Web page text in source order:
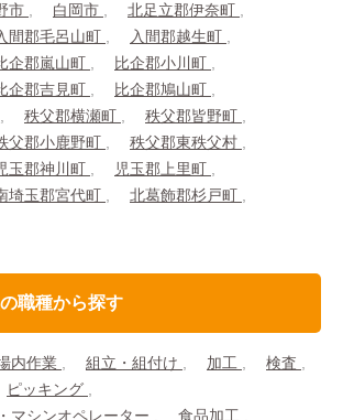
市 白岡市
北足立郡伊奈町
間郡毛呂山町
入間郡越生町
企郡嵐山町
比企郡小川町
企郡吉見町
比企郡鳩山町
秩父郡横瀬町
秩父郡皆野町
父郡小鹿野町
秩父郡東秩父村
玉郡神川町
児玉郡上里町
埼玉郡宮代町
北葛飾郡杉戸町
職種から探す
内作業 組立・組付け 加工
検査
ピッキング
マシンオペレーター
食品加工